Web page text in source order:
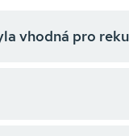
vhodná pro